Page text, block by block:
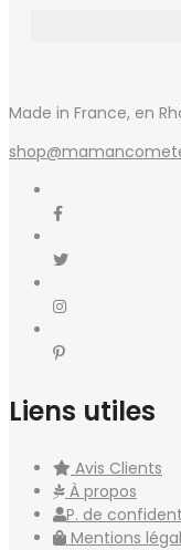
Made in France, en
Liens utiles
Avis Clients
À propos
P. de
Mentions